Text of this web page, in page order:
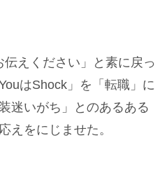
えください」と素に戻っ
はShock」を「転職」に
迷いがち」とのあるある
えをにじませた。